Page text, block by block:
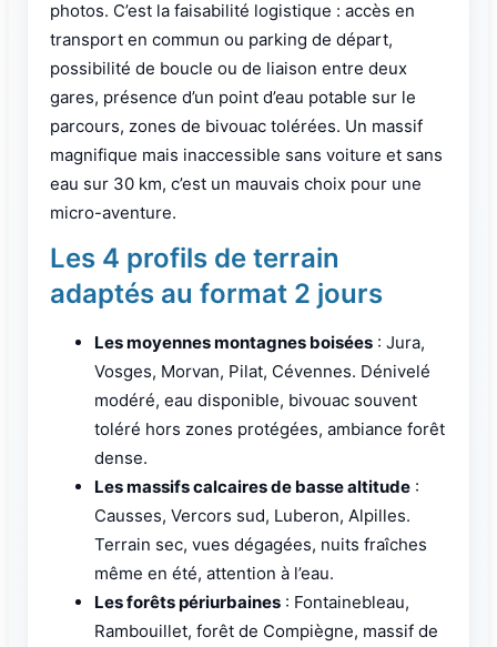
photos. C’est la faisabilité logistique : accès en
transport en commun ou parking de départ,
possibilité de boucle ou de liaison entre deux
gares, présence d’un point d’eau potable sur le
parcours, zones de bivouac tolérées. Un massif
magnifique mais inaccessible sans voiture et sans
eau sur 30 km, c’est un mauvais choix pour une
micro-aventure.
Les 4 profils de terrain
adaptés au format 2 jours
Les moyennes montagnes boisées : Jura,
Vosges, Morvan, Pilat, Cévennes. Dénivelé
modéré, eau disponible, bivouac souvent
toléré hors zones protégées, ambiance forêt
dense.
Les massifs calcaires de basse altitude :
Causses, Vercors sud, Luberon, Alpilles.
Terrain sec, vues dégagées, nuits fraîches
même en été, attention à l’eau.
Les forêts périurbaines : Fontainebleau,
Rambouillet, forêt de Compiègne, massif de